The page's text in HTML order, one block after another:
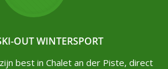
OUT WINTERSPORT
best in Chalet an der Piste, direct